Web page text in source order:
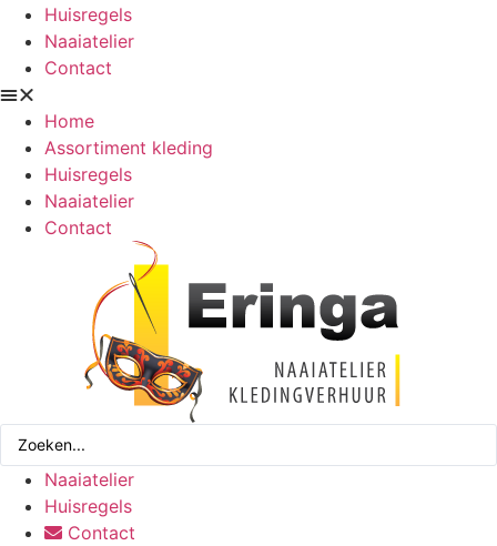
Huisregels
Naaiatelier
Contact
Home
Assortiment kleding
Huisregels
Naaiatelier
Contact
Search
Naaiatelier
Huisregels
Contact